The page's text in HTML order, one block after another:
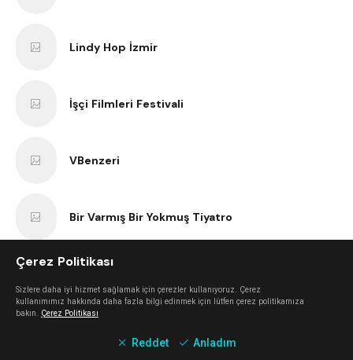
Lindy Hop İzmir
İşçi Filmleri Festivali
VBenzeri
Bir Varmış Bir Yokmuş Tiyatro
Çerez Politikası
Sizlere daha iyi hizmet sağlamak için çerezler kullanıyoruz. Çerez
kullanımımız hakkında daha fazla bilgi edinmek için lütfen çerez politikamıza
bakın. Çerez Politikası
Reddet Anladım